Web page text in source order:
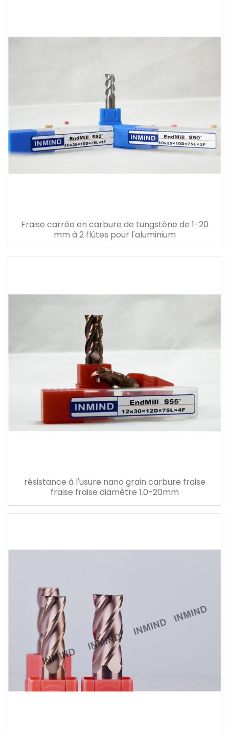
Fraise carrée en carbure de tungstène de 1-20
mm à 2 flûtes pour l'aluminium
résistance à l'usure nano grain carbure fraise
fraise fraise diamètre 1.0-20mm